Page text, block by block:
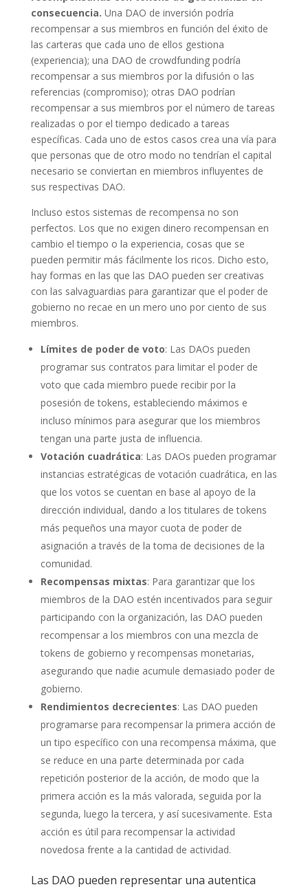
consecuencia. Una DAO de inversión podría
recompensar a sus miembros en función del éxito de
las carteras que cada uno de ellos gestiona
(experiencia); una DAO de crowdfunding podría
recompensar a sus miembros por la difusión o las
referencias (compromiso); otras DAO podrían
recompensar a sus miembros por el número de tareas
realizadas o por el tiempo dedicado a tareas
específicas. Cada uno de estos casos crea una vía para
que personas que de otro modo no tendrían el capital
necesario se conviertan en miembros influyentes de
sus respectivas DAO.
Incluso estos sistemas de recompensa no son
perfectos. Los que no exigen dinero recompensan en
cambio el tiempo o la experiencia, cosas que se
pueden permitir más fácilmente los ricos. Dicho esto,
hay formas en las que las DAO pueden ser creativas
con las salvaguardias para garantizar que el poder de
gobierno no recae en un mero uno por ciento de sus
miembros.
Límites de poder de voto: Las DAOs pueden
programar sus contratos para limitar el poder de
voto que cada miembro puede recibir por la
posesión de tokens, estableciendo máximos e
incluso mínimos para asegurar que los miembros
tengan una parte justa de influencia.
Votación cuadrática: Las DAOs pueden programar
instancias estratégicas de votación cuadrática, en las
que los votos se cuentan en base al apoyo de la
dirección individual, dando a los titulares de tokens
más pequeños una mayor cuota de poder de
asignación a través de la toma de decisiones de la
comunidad.
Recompensas mixtas: Para garantizar que los
miembros de la DAO estén incentivados para seguir
participando con la organización, las DAO pueden
recompensar a los miembros con una mezcla de
tokens de gobierno y recompensas monetarias,
asegurando que nadie acumule demasiado poder de
gobierno.
Rendimientos decrecientes: Las DAO pueden
programarse para recompensar la primera acción de
un tipo específico con una recompensa máxima, que
se reduce en una parte determinada por cada
repetición posterior de la acción, de modo que la
primera acción es la más valorada, seguida por la
segunda, luego la tercera, y así sucesivamente. Esta
acción es útil para recompensar la actividad
novedosa frente a la cantidad de actividad.
Las DAO pueden representar una autentica